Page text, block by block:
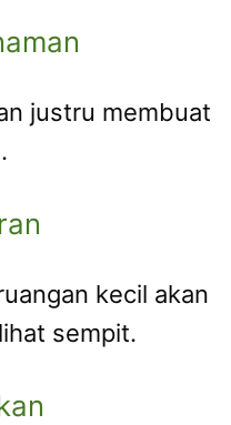
justru membuat
kecil akan
sempit.